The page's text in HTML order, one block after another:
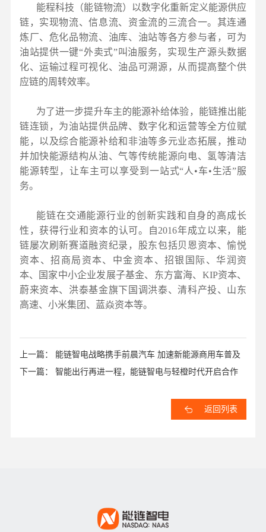
能程科技（能链物流）以数字化重新定义能源供应
链，实现物流、信息流、资金流的三流合一。其连通
炼厂、危化品物流、油库、油站等各方参与者，可为
油站提供一键“外卖式”叫油服务，实现生产源头数据
化、运输过程可视化、油品可溯源，从而提高整个供
应链的周转效率。
为了进一步提升车主的能源补给体验，能链推出能
链连锁，为油站提供品牌、数字化和运营等全方位赋
能，以及综合能源补给和非油等多元业态拓展，推动
并加快能源结构从油、气等传统能源向电、氢等清洁
能源转型，让车主可以享受到一站式“人•车•生活”服
务。
能链在交通能源行业的创新实践和自身的高成长
性，获得行业和资本的认可。自2016年成立以来，能
链屡次刷新赛道融资纪录，股东包括贝恩资本、愉悦
资本、招商局资本、中金资本、招银国际、华润资
本、国家中小企业发展子基金、东方富海、KIP资本、
蔚来资本、洪泰基金旗下国调洪泰、清科产投、山东
高速、小米集团、蓝焱资本等。
上一篇： 能链智电战略携手前晨汽车 加速新能源商用车普及
下一篇： 智能出行再进一程，能链智电与轻橙时代开启合作
返回列表